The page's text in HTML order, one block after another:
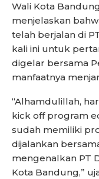
Wali Kota
menjelaskan
telah berjalan di
kali ini untuk
digelar bersama
manfaatnya
“Alhamdulillah,
kick off program
sudah memiliki
dijalankan
mengenalkan PT
Kota Bandung,”